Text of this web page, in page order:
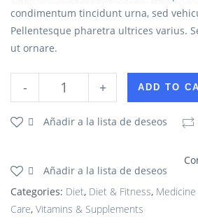
condimentum tincidunt urna, sed
Pellentesque pharetra ultrices varius.
ut ornare.
+
- ADD TO
Añadir a la lista de deseos
Añadir a la lista de deseos
Categories: Diet, Diet & Fitness,
Care, Vitamins & Supplements